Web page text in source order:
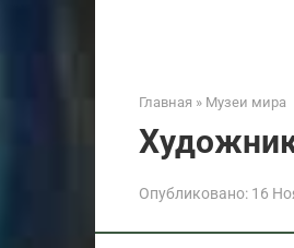
Главная » Музеи мира
Опубликовано: 16